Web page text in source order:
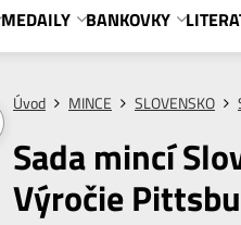
MEDAILY BANKOVKY
Úvod MINCE SLOVENSKO
Sada mincí
Výročie